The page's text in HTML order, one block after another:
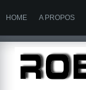
HOME A PROPOS